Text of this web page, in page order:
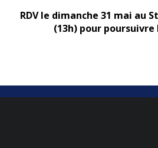
RDV le dimanche 31 mai au
(13h) pour poursuivre